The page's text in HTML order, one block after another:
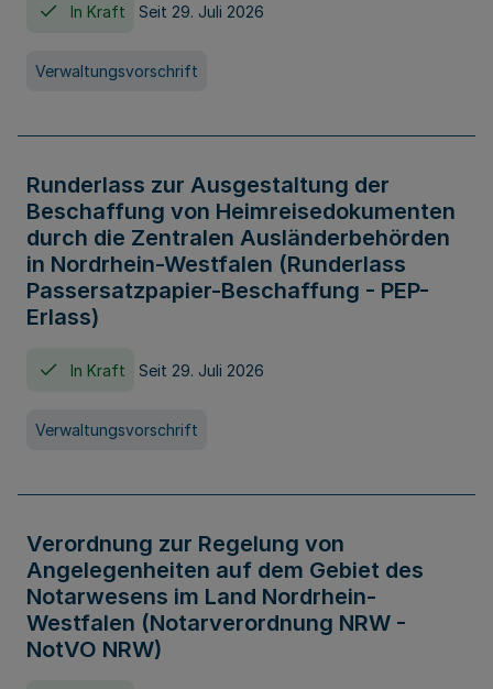
In Kraft Seit 29. Juli 2026
Verwaltungsvorschrift
Runderlass zur Ausgestaltung der
Beschaffung von Heimreisedokumenten
durch die Zentralen Ausländerbehörden
in Nordrhein-Westfalen (Runderlass
Passersatzpapier-Beschaffung - PEP-
Erlass)
In Kraft Seit 29. Juli 2026
Verwaltungsvorschrift
Verordnung zur Regelung von
Angelegenheiten auf dem Gebiet des
Notarwesens im Land Nordrhein-
Westfalen (Notarverordnung NRW -
NotVO NRW)